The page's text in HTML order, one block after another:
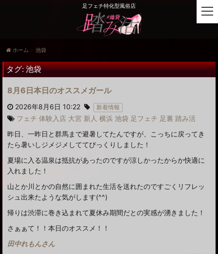
足フェチ特化型風俗店
ホーム 池袋
タグ:池袋
8月6日本日のオススメガール
2026年8月6日 10:22 新着情報
フェチ 体験入店 大宮 新人 横浜 池袋 足フェチ 足裏 踏み活
昨日、一昨日と群馬まで避暑してたんですが、こっちに戻ってき
たら暑いしジメジメしててびっくりしました！
夏場に入る温泉は抵抗があったのですが涼しかったからか快適に
入れました！
山とか川とかの自然に囲まれた生活を送れたのですごくリフレッ
シュ出来たような気がします(^^)
帰りは渋滞に巻き込まれて夏休み期間だとの実感が湧きました！
さぁぁて！！本日のオススメ！！
田中れもんさん
t
o
e